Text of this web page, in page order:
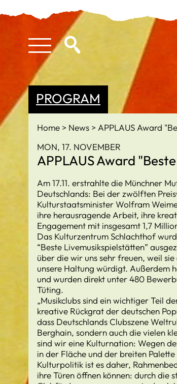
PROGRAM
Home News
APPLAUS Award
MON, 17. NOVEMBER
APPLAUS Award
Am 17.11. erstrahlte die Münchner
Deutschlands: Bei der zwölften
Kulturstaatsminister Wolfram
ihre herausragende Arbeit, ihre
Engagement mit insgesamt 1,7
Das Kulturzentrum Schlachthof
“Beste Livemusikspielstätten”
über die wir uns sehr freuen, weil
unsere Haltung würdigt. Außerdem
und wurden direkt unter 480
Tüting.
„Musikclubs sind ein wichtiger Teil
kreative Rückgrat der deutschen
dass Deutschlands Clubszene
Berghain, sondern auch die vielen
sind wir eine Kulturnation: Wegen
in der Fläche und der breiten
Kulturpolitik ist es daher,
ihre Türen öffnen können: durch die